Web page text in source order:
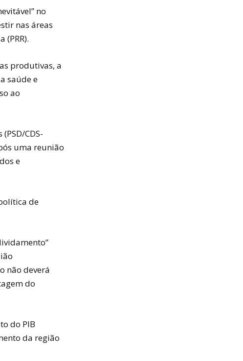
no
nas áreas
(PRR).
produtivas, a
saúde e
ao
CDS-
uma reunião
e
de
não deverá
do
do PIB
da região